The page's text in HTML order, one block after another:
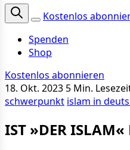
Kostenlos
Spenden
Shop
Kostenlos abonnieren
18. Okt. 2023 5 Min.
schwerpunkt islam in
IST »DER